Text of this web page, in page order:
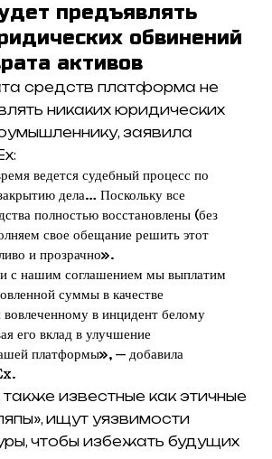
предъявлять
обвинений
активов
средств платформа не
никаких юридических
заявила
ведется судебный процесс по
дела… Поскольку все
полностью восстановлены (без
свое обещание решить этот
и прозрачно».
с нашим соглашением мы выплатим
суммы в качестве
вовлеченному в инцидент белому
его вклад в улучшение
платформы», — добавила
известные как этичные
ищут уязвимости
чтобы избежать будущих